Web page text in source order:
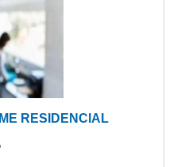
mais moderno, traz
em alarme digital e
por ser comprometida
conquistas
em uma estrutura que
e equipamentos de
somados a uma
RESIDENCIAL